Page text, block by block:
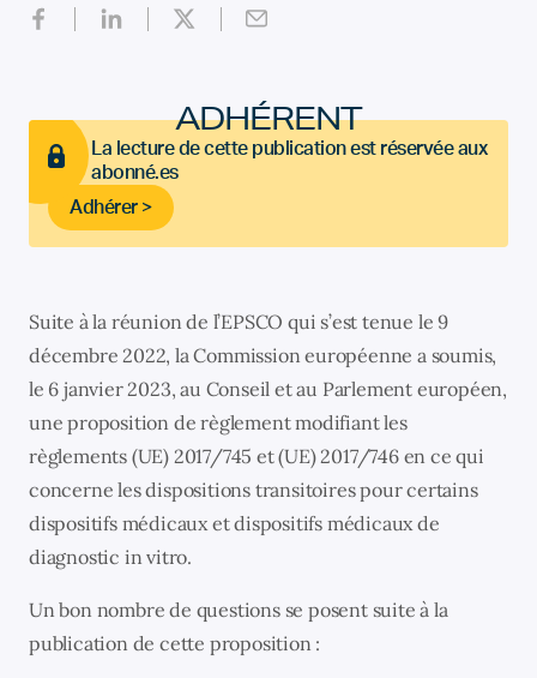
ADHÉRENT
La lecture de cette publication est réservée aux
abonné.es
Adhérer >
Suite à la réunion de l’EPSCO qui s’est tenue le 9
décembre 2022, la Commission européenne a soumis,
le 6 janvier 2023, au Conseil et au Parlement européen,
une proposition de règlement modifiant les
règlements (UE) 2017/745 et (UE) 2017/746 en ce qui
concerne les dispositions transitoires pour certains
dispositifs médicaux et dispositifs médicaux de
diagnostic in vitro.
Un bon nombre de questions se posent suite à la
publication de cette proposition :